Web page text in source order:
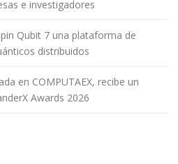
e investigadores
Qubit 7 una plataforma de
distribuidos
en COMPUTAEX, recibe un
Awards 2026